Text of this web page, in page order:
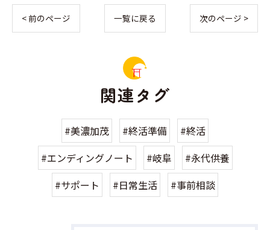
< 前のページ 一覧に戻る 次のページ >
関連タグ
#美濃加茂 #終活準備
#終活
#エンディングノート
#岐阜
#永代供養
#サポート
#日常生活 #事前相談